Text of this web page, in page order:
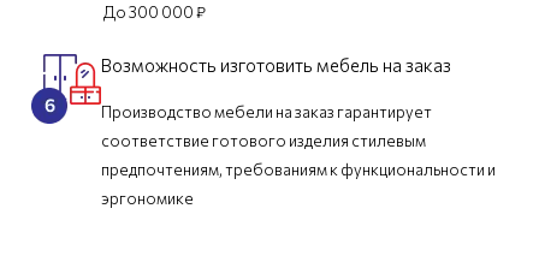
До 300 000 ₽
Возможность изготовить мебель на заказ
Производство мебели на заказ гарантирует
соответствие готового изделия стилевым
предпочтениям, требованиям к функциональности и
эргономике